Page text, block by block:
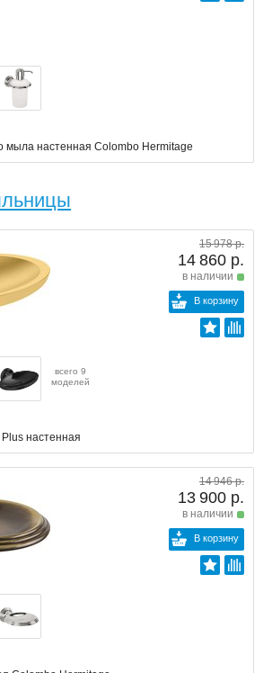
мыла настенная Colombo Hermitage
15 978 р.
14 860 р.
в наличии
В корзину
всего 9
моделей
настенная
14 946 р.
13 900 р.
в наличии
В корзину